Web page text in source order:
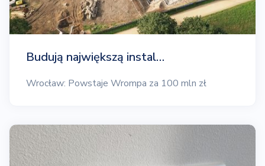
Budują największą instal…
Wrocław: Powstaje Wrompa za 100 mln zł